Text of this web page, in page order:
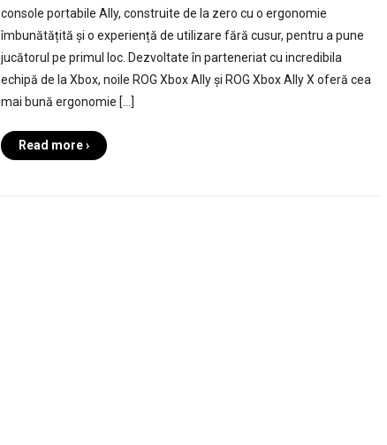
console portabile Ally, construite de la zero cu o ergonomie
îmbunătățită și o experiență de utilizare fără cusur, pentru a pune
jucătorul pe primul loc. Dezvoltate în parteneriat cu incredibila
echipă de la Xbox, noile ROG Xbox Ally și ROG Xbox Ally X oferă cea
mai bună ergonomie […]
Read more ›